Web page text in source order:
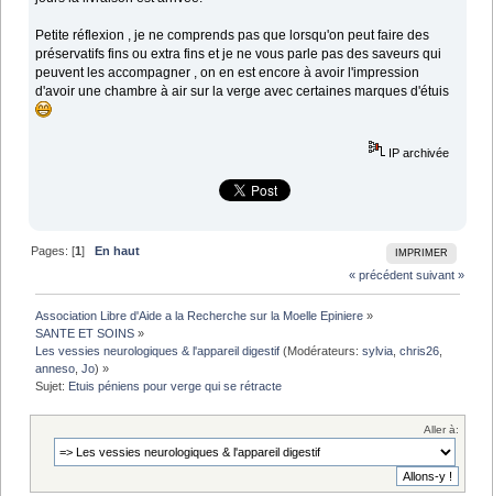
Petite réflexion , je ne comprends pas que lorsqu'on peut faire des
préservatifs fins ou extra fins et je ne vous parle pas des saveurs qui
peuvent les accompagner , on en est encore à avoir l'impression
d'avoir une chambre à air sur la verge avec certaines marques d'étuis
IP archivée
IMPRIMER
Pages: [1]
En haut
« précédent suivant »
Association Libre d'Aide a la Recherche sur la Moelle Epiniere »
SANTE ET SOINS »
Les vessies neurologiques & l'appareil digestif (Modérateurs:sylvia ,chris26
anneso ,Jo) »
Sujet: Etuis péniens pour verge qui se rétracte
Aller à: